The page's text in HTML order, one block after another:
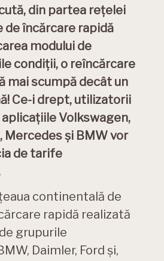
din partea rețelei
de încărcare rapidă
modului de
condiții, o reîncărcare
mai scumpă decât un
Ce-i drept, utilizatorii
Volkswagen,
Mercedes și BMW vor
de tarife
continentală de
rapidă realizată
grupurile
Daimler, Ford și,